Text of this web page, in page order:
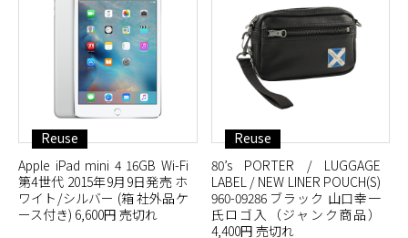
Reuse
Apple iPad mini 4 16GB Wi-Fi
第4世代 2015年9月9日発売 ホ
ワイト/シルバー (箱 社外品ケ
ース付き) 6,600円 売切れ
Reuse
80’s PORTER / LUGGAGE
LABEL / NEW LINER POUCH(S)
960-09286 ブラック 山口幸一
氏ロゴ入（ジャンク商品）
4,400円 売切れ